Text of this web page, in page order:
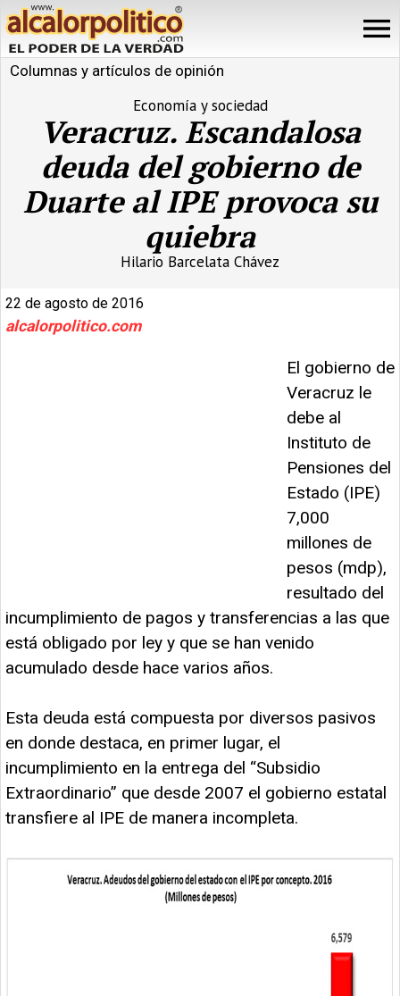
Columnas y artículos de opinión
Economía y sociedad
Veracruz. Escandalosa
deuda del gobierno de
Duarte al IPE provoca su
quiebra
Hilario Barcelata Chávez
22 de agosto de 2016
alcalorpolitico.com
El gobierno de
Veracruz le
debe al
Instituto de
Pensiones del
Estado (IPE)
7,000
millones de
pesos (mdp),
resultado del
incumplimiento de pagos y transferencias a las que
está obligado por ley y que se han venido
acumulado desde hace varios años.
Esta deuda está compuesta por diversos pasivos
en donde destaca, en primer lugar, el
incumplimiento en la entrega del “Subsidio
Extraordinario” que desde 2007 el gobierno estatal
transfiere al IPE de manera incompleta.